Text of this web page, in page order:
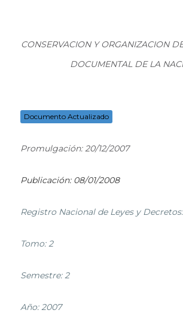
CONSERVACION Y ORGANIZACION
DOCUMENTAL DE LA
Documento Actualizado
Promulgación: 20/12/2007
Publicación: 08/01/2008
Registro Nacional de Leyes y Decretos:
Tomo: 2
Semestre: 2
Año: 2007